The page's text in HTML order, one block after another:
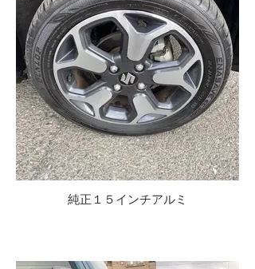
純正１５インチアルミ